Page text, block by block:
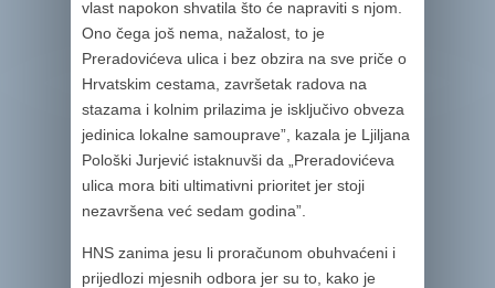
vlast napokon shvatila što će napraviti s njom.
Ono čega još nema, nažalost, to je
Preradovićeva ulica i bez obzira na sve priče o
Hrvatskim cestama, završetak radova na
stazama i kolnim prilazima je isključivo obveza
jedinica lokalne samouprave”, kazala je Ljiljana
Pološki Jurjević istaknuvši da „Preradovićeva
ulica mora biti ultimativni prioritet jer stoji
nezavršena već sedam godina”.
HNS zanima jesu li proračunom obuhvaćeni i
prijedlozi mjesnih odbora jer su to, kako je